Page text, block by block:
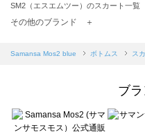
SM2（エスエムツー）のスカート一覧
TSUHARU by Samansa Mos2（ツハ
Samansa Mos2 blue（サマンサモスモ
sō4ū（ソウフォーユー）のスカート一
Te chichi（テチチ）のスカート一覧
Te chichi CLASSIC（テチチ クラシッ
その他のブランド ＋
Samansa Mos2 blue ボトムス ス
ブ